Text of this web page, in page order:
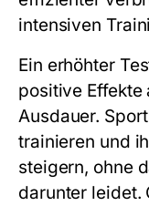
intensiven
Ein erhöhter
positive
Ausdauer.
trainieren und
steigern, ohne
darunter leidet.